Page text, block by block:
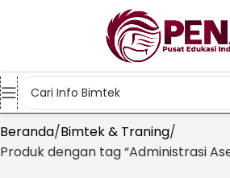
Beranda Bimtek & Traning
Produk dengan tag “Administrasi